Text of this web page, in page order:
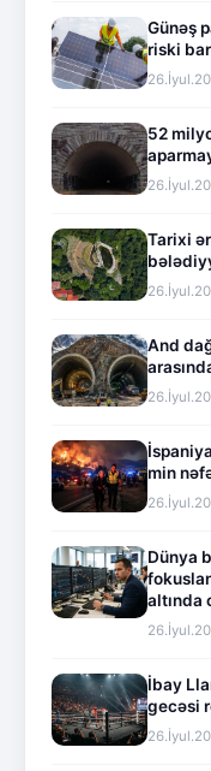
Günəş
riski
52
Tarixi
And
min
Dünya
altında
İbay
gecəsi